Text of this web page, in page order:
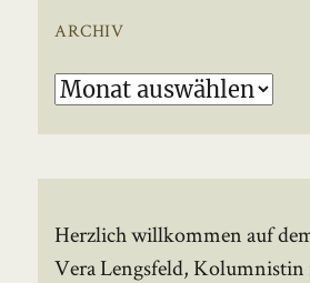
ARCHIV
Archiv
Herzlich willkommen auf
Vera Lengsfeld,